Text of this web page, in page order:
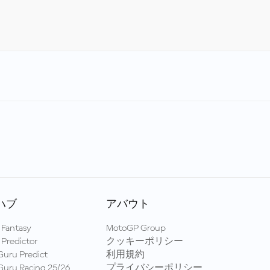
ブ
Predictor
Predict
アバウト
MotoGP Group
クッキーポリシー
利用規約